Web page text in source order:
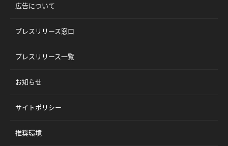
広告について
プレスリリース窓口
プレスリリース一覧
お知らせ
サイトポリシー
推奨環境